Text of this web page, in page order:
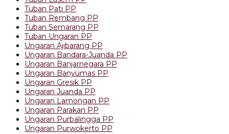
Tuban Pati PP
Tuban Rembang PP
Tuban Semarang PP
Tuban Ungaran PP
Ungaran Ajibarang PP
Ungaran Bandara-Juanda PP
Ungaran Banjarnegara PP
Ungaran Banyumas PP
Ungaran Gresik PP
Ungaran Juanda PP
Ungaran Lamongan PP
Ungaran Parakan PP
Ungaran Purbalingga PP
Ungaran Purwokerto PP